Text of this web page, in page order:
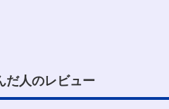
だ人のレビュー